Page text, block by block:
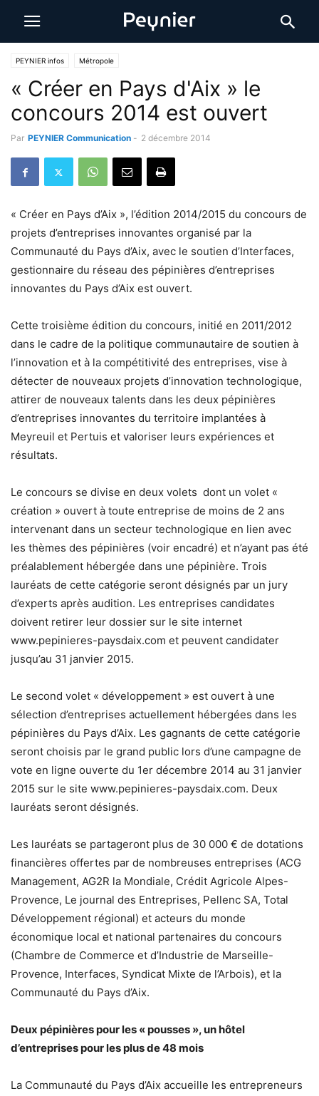
PEYNIER infos Métropole
« Créer en Pays d'Aix » le
concours 2014 est ouvert
Par PEYNIER Communication - 2 décembre 2014
« Créer en Pays d’Aix », l’édition 2014/2015 du concours de
projets d’entreprises innovantes organisé par la
Communauté du Pays d’Aix, avec le soutien d’Interfaces,
gestionnaire du réseau des pépinières d’entreprises
innovantes du Pays d’Aix est ouvert.
Cette troisième édition du concours, initié en 2011/2012
dans le cadre de la politique communautaire de soutien à
l’innovation et à la compétitivité des entreprises, vise à
détecter de nouveaux projets d’innovation technologique,
attirer de nouveaux talents dans les deux pépinières
d’entreprises innovantes du territoire implantées à
Meyreuil et Pertuis et valoriser leurs expériences et
résultats.
Le concours se divise en deux volets dont un volet «
création » ouvert à toute entreprise de moins de 2 ans
intervenant dans un secteur technologique en lien avec
les thèmes des pépinières (voir encadré) et n’ayant pas été
préalablement hébergée dans une pépinière. Trois
lauréats de cette catégorie seront désignés par un jury
d’experts après audition. Les entreprises candidates
doivent retirer leur dossier sur le site internet
www.pepinieres-paysdaix.com et peuvent candidater
jusqu’au 31 janvier 2015.
Le second volet « développement » est ouvert à une
sélection d’entreprises actuellement hébergées dans les
pépinières du Pays d’Aix. Les gagnants de cette catégorie
seront choisis par le grand public lors d’une campagne de
vote en ligne ouverte du 1er décembre 2014 au 31 janvier
2015 sur le site www.pepinieres-paysdaix.com. Deux
lauréats seront désignés.
Les lauréats se partageront plus de 30 000 € de dotations
financières offertes par de nombreuses entreprises (ACG
Management, AG2R la Mondiale, Crédit Agricole Alpes-
Provence, Le journal des Entreprises, Pellenc SA, Total
Développement régional) et acteurs du monde
économique local et national partenaires du concours
(Chambre de Commerce et d’Industrie de Marseille-
Provence, Interfaces, Syndicat Mixte de l’Arbois), et la
Communauté du Pays d’Aix.
Deux pépinières pour les « pousses », un hôtel
d’entreprises pour les plus de 48 mois
La Communauté du Pays d’Aix accueille les entrepreneurs